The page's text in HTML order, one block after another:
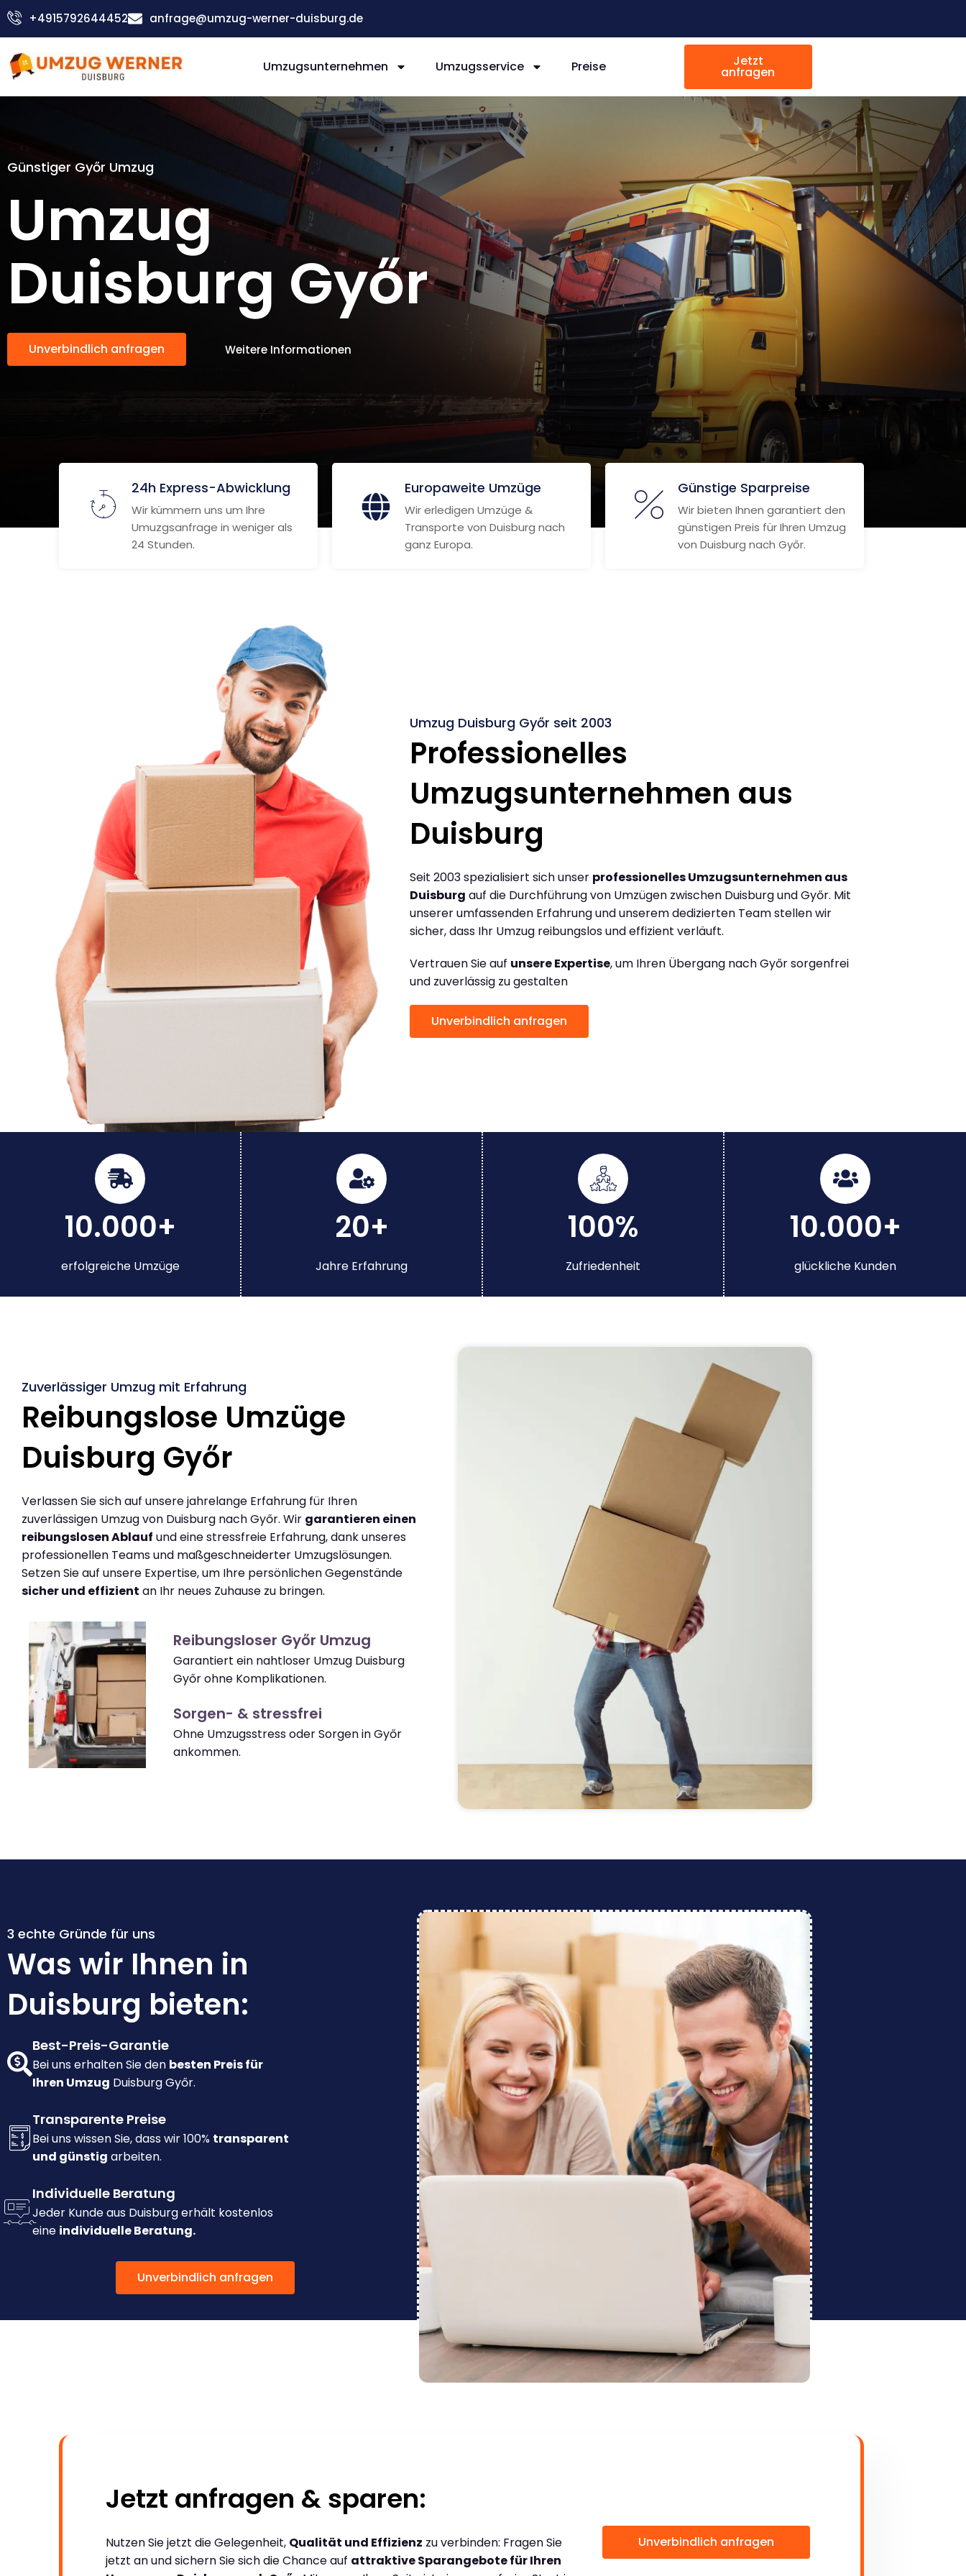
Zum
Inhalt
+4915792644452 anfrage@umzug-werner-duisburg.de
Umzugsunternehmen Umzugsservice Preise Jetzt
anfragen
Günstiger Győr Umzug
Umzug
Duisburg Győr
Unverbindlich anfragen Weitere Informationen
24h Express-Abwicklung
Wir kümmern uns um Ihre
Umuzgsanfrage in weniger als
24 Stunden.
Europaweite Umzüge
Wir erledigen Umzüge &
Transporte von Duisburg nach
ganz Europa.
Günstige Sparpreise
Wir bieten Ihnen garantiert den
günstigen Preis für Ihren Umzug
von Duisburg nach Győr.
Umzug Duisburg Győr seit 2003
Professionelles
Umzugsunternehmen aus
Duisburg
Seit 2003 spezialisiert sich unser professionelles Umzugsunternehmen aus
Duisburg auf die Durchführung von Umzügen zwischen Duisburg und Győr. Mit
unserer umfassenden Erfahrung und unserem dedizierten Team stellen wir
sicher, dass Ihr Umzug reibungslos und effizient verläuft.
Vertrauen Sie auf unsere Expertise, um Ihren Übergang nach Győr sorgenfrei
und zuverlässig zu gestalten
Unverbindlich anfragen
10.000+
erfolgreiche Umzüge
20+
Jahre Erfahrung
100%
Zufriedenheit
10.000+
glückliche Kunden
Zuverlässiger Umzug mit Erfahrung
Reibungslose Umzüge
Duisburg Győr
Verlassen Sie sich auf unsere jahrelange Erfahrung für Ihren
zuverlässigen Umzug von Duisburg nach Győr. Wir garantieren einen
reibungslosen Ablauf und eine stressfreie Erfahrung, dank unseres
professionellen Teams und maßgeschneiderter Umzugslösungen.
Setzen Sie auf unsere Expertise, um Ihre persönlichen Gegenstände
sicher und effizient an Ihr neues Zuhause zu bringen.
Reibungsloser Győr Umzug
Garantiert ein nahtloser Umzug Duisburg
Győr ohne Komplikationen.
Sorgen- & stressfrei
Ohne Umzugsstress oder Sorgen in Győr
ankommen.
3 echte Gründe für uns
Was wir Ihnen in
Duisburg bieten:
Best-Preis-Garantie
Bei uns erhalten Sie den besten Preis für
Ihren Umzug Duisburg Győr.
Transparente Preise
Bei uns wissen Sie, dass wir 100% transparent
und günstig arbeiten.
Individuelle Beratung
Jeder Kunde aus Duisburg erhält kostenlos
eine individuelle Beratung.
Unverbindlich anfragen
Jetzt anfragen & sparen:
Nutzen Sie jetzt die Gelegenheit, Qualität und Effizienz zu verbinden: Fragen Sie
jetzt an und sichern Sie sich die Chance auf attraktive Sparangebote für Ihren
Unverbindlich anfragen